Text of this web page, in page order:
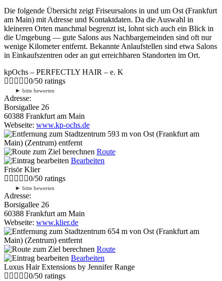
Die folgende Übersicht zeigt Friseursalons in und um Ost (Frankfurt
am Main) mit Adresse und Kontaktdaten. Da die Auswahl in
kleineren Orten manchmal begrenzt ist, lohnt sich auch ein Blick in
die Umgebung — gute Salons aus Nachbargemeinden sind oft nur
wenige Kilometer entfernt. Bekannte Anlaufstellen sind etwa Salons
in Einkaufszentren oder an gut erreichbaren Standorten im Ort.
kpOchs – PERFECTLY HAIR – e. K
0/50 ratings
► bitte bewerten
Adresse:
Borsigallee 26
60388 Frankfurt am Main
Webseite: www.kp-ochs.de
593 m von Ost (Frankfurt am
Main) (Zentrum) entfernt
Route
Bearbeiten
Frisör Klier
0/50 ratings
► bitte bewerten
Adresse:
Borsigallee 26
60388 Frankfurt am Main
Webseite: www.klier.de
654 m von Ost (Frankfurt am
Main) (Zentrum) entfernt
Route
Bearbeiten
Luxus Hair Extensions by Jennifer Range
0/50 ratings